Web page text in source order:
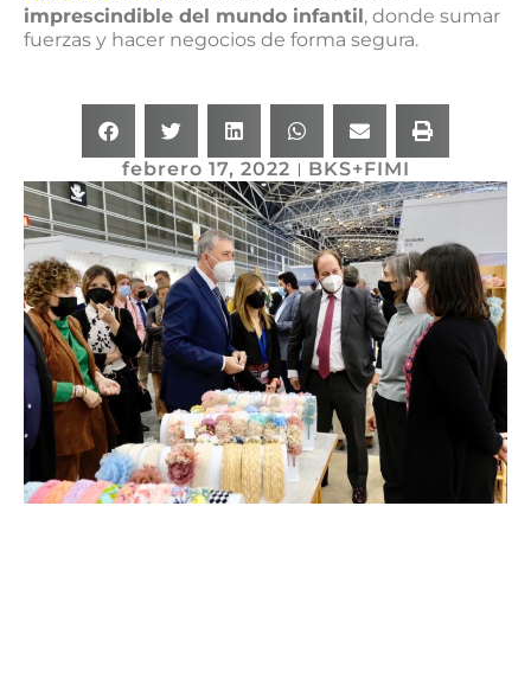
febrero 17, 2022 BKS+FIMI
imprescindible del mundo infantil, donde sumar
fuerzas y hacer negocios de forma segura.